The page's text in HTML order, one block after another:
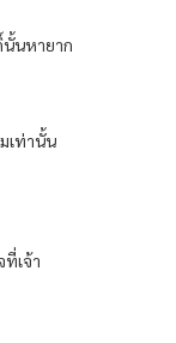
นหายาก
เท่านั้น
เจ้า